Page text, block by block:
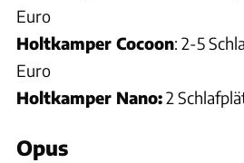
Euro
Holtkamper Cocoon: 2-5
Euro
Holtkamper Nano:2
Opus